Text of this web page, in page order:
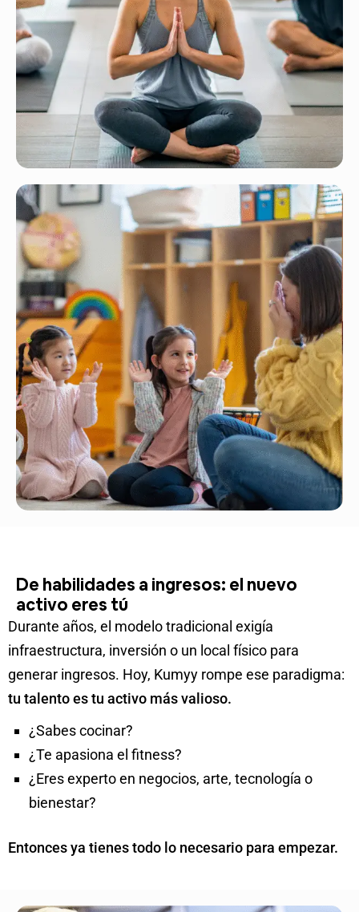
De habilidades a ingresos: el nuevo
activo eres tú
Durante años, el modelo tradicional exigía
infraestructura, inversión o un local físico para
generar ingresos. Hoy, Kumyy rompe ese paradigma:
tu talento es tu activo más valioso.
¿Sabes cocinar?
¿Te apasiona el fitness?
¿Eres experto en negocios, arte, tecnología o
bienestar?
Entonces ya tienes todo lo necesario para empezar.